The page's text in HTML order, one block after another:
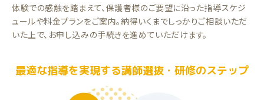
体験での感触を踏まえて、保護者様のご要望に沿った指導スケジ
ュールや料金プランをご案内。納得いくまでしっかりご相談いただ
いた上で、お申し込みの手続きを進めていただけます。
最適な指導を実現する講師選抜・研修のステップ